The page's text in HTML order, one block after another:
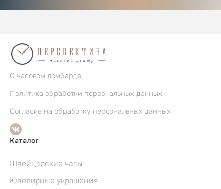
О часовом ломбарде
Политика обработки персональных данных
Согласие на обработку персональных данных
Каталог
Швейцарские часы
Ювелирные украшения